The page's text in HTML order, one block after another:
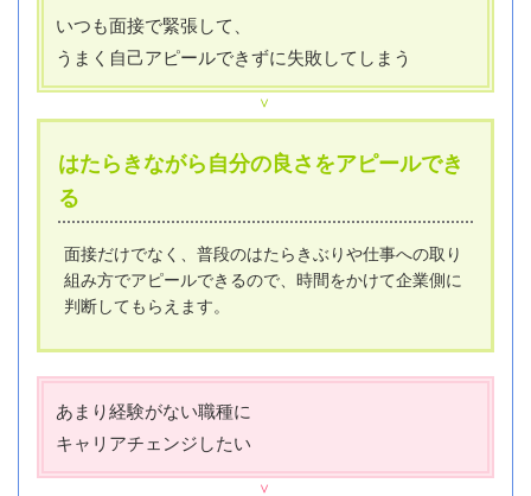
いつも面接で緊張して、
うまく自己アピールできずに失敗してしまう
はたらきながら自分の良さをアピールでき
る
面接だけでなく、普段のはたらきぶりや仕事への取り
組み方でアピールできるので、時間をかけて企業側に
判断してもらえます。
あまり経験がない職種に
キャリアチェンジしたい